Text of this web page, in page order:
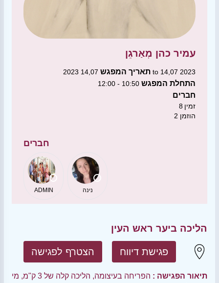
עמיר כהן מְאַרגֵן
תאריך המפגש 14,07 2023 to 14,07 2023
התחלת המפגש 10:50 - 12:00
חברים
8 זמין
2 הוזמן
חברים
ADMIN נינה
הליכה ביער ראש העין
הצטרף לפגישה פגישת דיווח
תיאור הפגישה :
הפריחה בעיצומה, הליכה קלה של 3 ק"מ, מי